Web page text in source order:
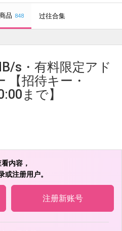
品 848 过往合集
s・有料限定アド
【招待キー・
まで】
内容，
或注册用户。
注册新账号